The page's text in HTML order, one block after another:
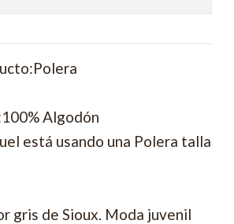
Algodón
está usando una Polera talla
gris de Sioux. Moda juvenil